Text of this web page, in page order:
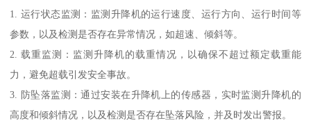
1. 运行状态监测：监测升降机的运行速度、运行方向、运行时间等
参数，以及检测是否存在异常情况，如超速、倾斜等。
2. 载重监测：监测升降机的载重情况，以确保不超过额定载重能
力，避免超载引发安全事故。
3. 防坠落监测：通过安装在升降机上的传感器，实时监测升降机的
高度和倾斜情况，以及检测是否存在坠落风险，并及时发出警报。